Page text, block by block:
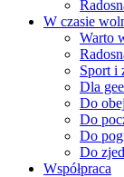
W czasie
Warto
Sport i
Dla
Do
Do
Do
Do
Współpraca